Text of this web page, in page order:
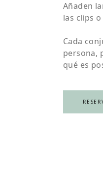
Añaden
las clips
Cada
persona,
qué es